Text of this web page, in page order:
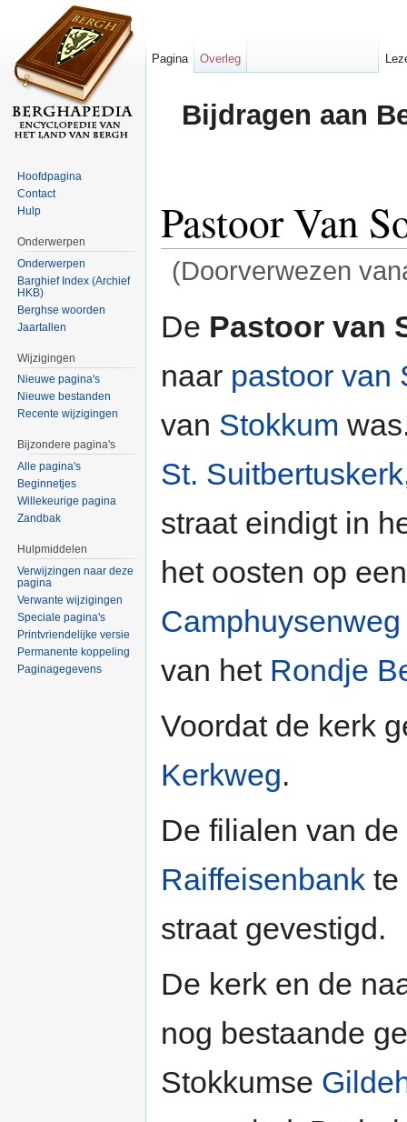
Bijdragen aan
Pastoor Van
(Doorverwezen
De Pastoor van
naar pastoor van
van Stokkum
St. Suitbertuskerk
straat eindigt in
het oosten op
Camphuysenweg
van het Rondje
Voordat de kerk
Kerkweg.
De filialen van de
Raiffeisenbank te
straat gevestigd.
De kerk en de
nog bestaande
Stokkumse
Pagina Overleg
Hoofdpagina
Contact
Hulp
Onderwerpen
Onderwerpen
Barghief Index (Archief
HKB)
Berghse woorden
Jaartallen
Wijzigingen
Nieuwe pagina's
Nieuwe bestanden
Recente wijzigingen
Bijzondere pagina's
Alle pagina's
Beginnetjes
Willekeurige pagina
Zandbak
Hulpmiddelen
Verwijzingen naar deze
pagina
Verwante wijzigingen
Speciale pagina's
Printvriendelijke versie
Permanente koppeling
Paginagegevens